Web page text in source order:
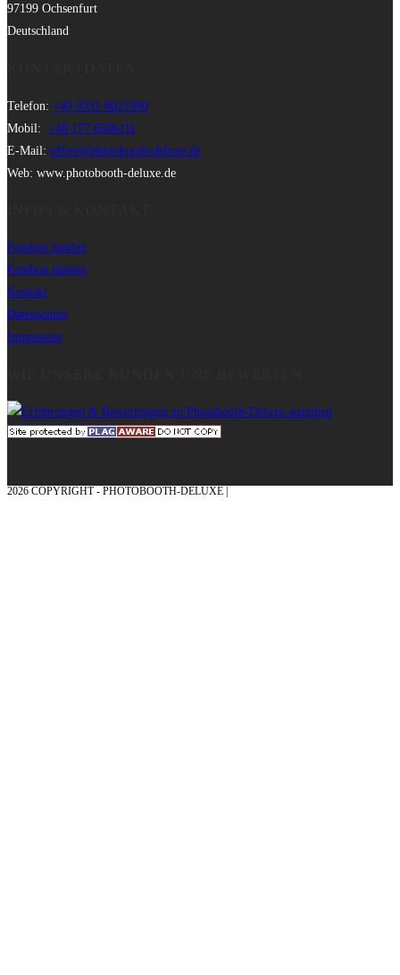
97199 Ochsenfurt
Deutschland
Telefon: +49 9331 8021990
Mobil: +49 177 6506111
E-Mail: office@photobooth-deluxe.de
Web: www.photobooth-deluxe.de
Fotobox kaufen
Fotobox mieten
Kontakt
Datenschutz
Impressum
2026 COPYRIGHT - PHOTOBOOTH-DELUXE |